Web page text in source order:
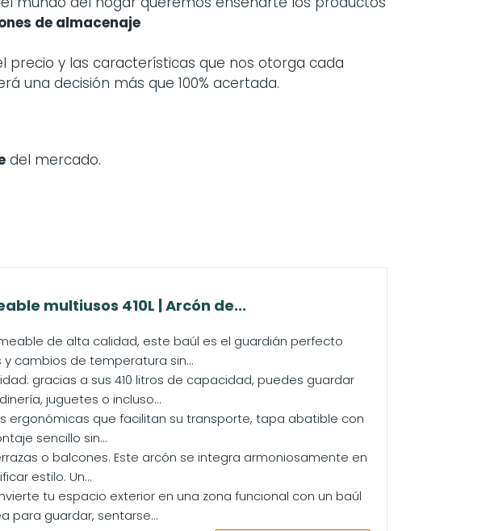
de almacenaje
precio y las características que nos otorga cada
una decisión más que 100% acertada.
del mercado.
multiusos 410L | Arcón de...
de alta calidad, este baúl es el guardián perfecto
cambios de temperatura sin...
gracias a sus 410 litros de capacidad, puedes guardar
juguetes o incluso...
ergonómicas que facilitan su transporte, tapa abatible con
sencillo sin...
o balcones. Este arcón se integra armoniosamente en
estilo. Un...
tu espacio exterior en una zona funcional con un baúl
para guardar, sentarse...